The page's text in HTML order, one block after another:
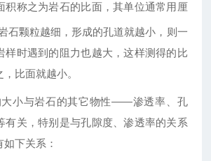
积称之为岩石的比面，其单位通常用厘
石颗粒越细，形成的孔道就越小，则一
样时遇到的阻力也越大，这样测得的比
比面就越小。
大小与岩石的其它物性——渗透率、孔
有关，特别是与孔隙度、渗透率的关系
下关系：